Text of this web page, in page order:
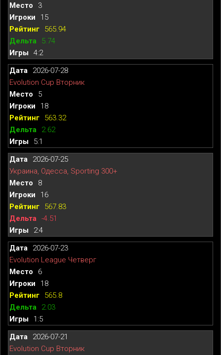
3
15
565.94
5.74
4:2
2026-07-28
Evolution Cup Вторник
5
18
563.32
2.62
5:1
2026-07-25
Украина, Одесса, Sporting 300+
8
16
567.83
-4.51
2:4
2026-07-23
Evolution League Четверг
6
18
565.8
2.03
1:5
2026-07-21
Evolution Cup Вторник